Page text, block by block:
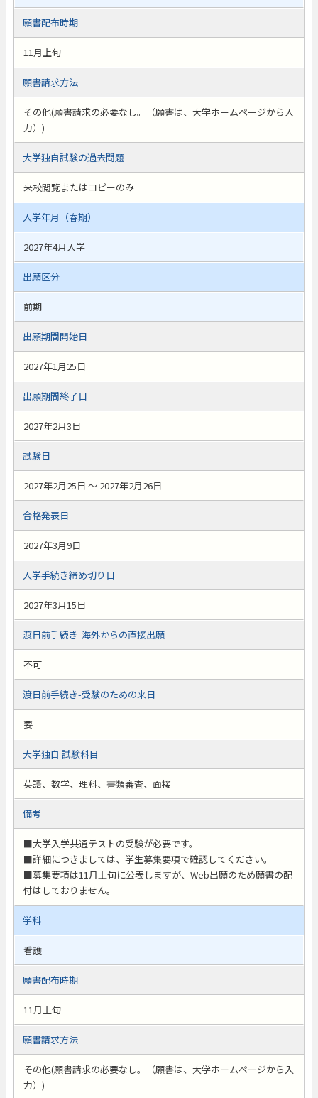
願書配布時期
11月上旬
願書請求方法
その他(願書請求の必要なし。（願書は、大学ホームページから入
力）)
大学独自試験の過去問題
来校閲覧またはコピーのみ
入学年月（春期）
2027年4月入学
出願区分
前期
出願期間開始日
2027年1月25日
出願期間終了日
2027年2月3日
試験日
2027年2月25日 ～ 2027年2月26日
合格発表日
2027年3月9日
入学手続き締め切り日
2027年3月15日
渡日前手続き-海外からの直接出願
不可
渡日前手続き-受験のための来日
要
大学独自 試験科目
英語、数学、理科、書類審査、面接
備考
■大学入学共通テストの受験が必要です。
■詳細につきましては、学生募集要項で確認してください。
■募集要項は11月上旬に公表しますが、Web出願のため願書の配
付はしておりません。
学科
看護
願書配布時期
11月上旬
願書請求方法
その他(願書請求の必要なし。（願書は、大学ホームページから入
力）)